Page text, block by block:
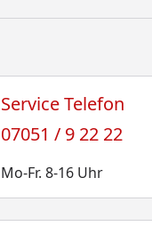
Service Telefon
07051 / 9 22 22
Mo-Fr. 8-16 Uhr